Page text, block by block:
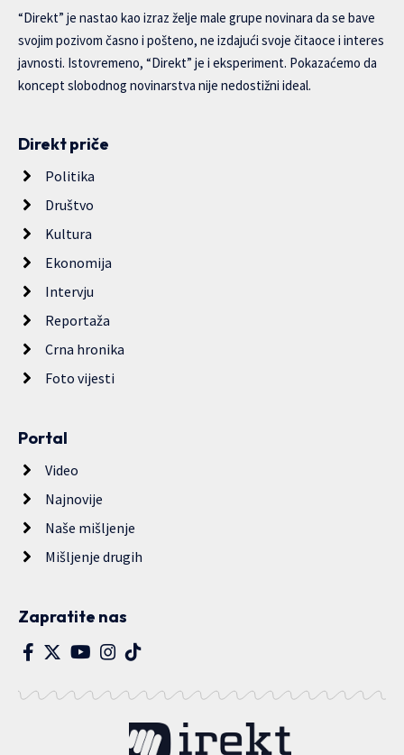
“Direkt” je nastao kao izraz želje male grupe novinara da se bave
svojim pozivom časno i pošteno, ne izdajući svoje čitaoce i interes
javnosti. Istovremeno, “Direkt” je i eksperiment. Pokazaćemo da
koncept slobodnog novinarstva nije nedostižni ideal.
Direkt priče
Politika
Društvo
Kultura
Ekonomija
Intervju
Reportaža
Crna hronika
Foto vijesti
Portal
Video
Najnovije
Naše mišljenje
Mišljenje drugih
Zapratite nas